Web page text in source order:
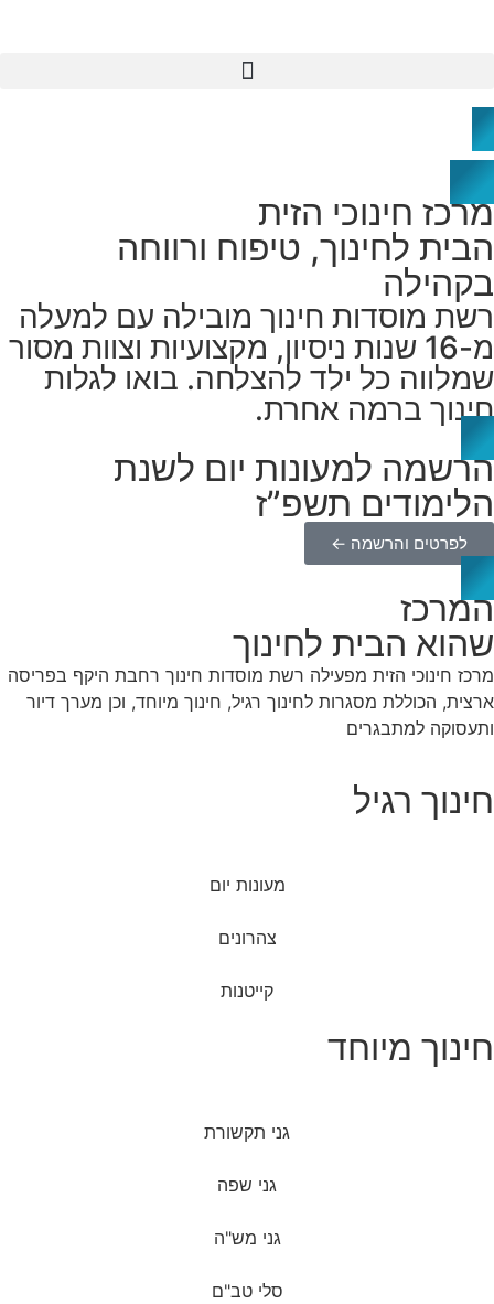
מרכז חינוכי הזית
הבית לחינוך, טיפוח ורווחה
בקהילה
רשת מוסדות חינוך מובילה עם למעלה
מ-16 שנות ניסיון, מקצועיות וצוות מסור
שמלווה כל ילד להצלחה. בואו לגלות
חינוך ברמה אחרת.
הרשמה למעונות יום לשנת
הלימודים תשפ”ז
לפרטים והרשמה ←
המרכז
שהוא הבית לחינוך
מרכז חינוכי הזית מפעילה רשת מוסדות חינוך רחבת היקף בפריסה
ארצית, הכוללת מסגרות לחינוך רגיל, חינוך מיוחד, וכן מערך דיור
ותעסוקה למתבגרים
חינוך רגיל
מעונות יום
צהרונים
קייטנות
חינוך מיוחד
גני תקשורת
גני שפה
גני מש"ה
סלי טב"ם